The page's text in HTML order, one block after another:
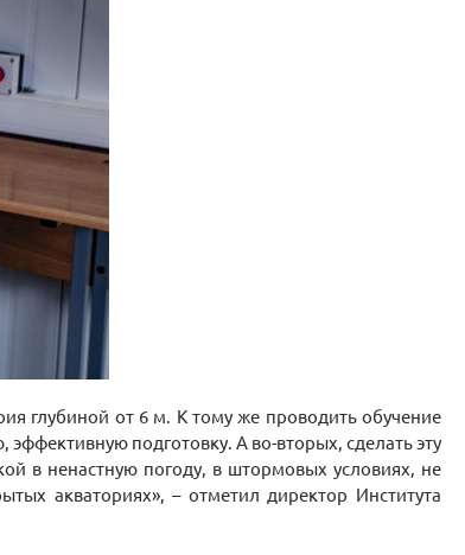
глубиной от 6 м. К тому же проводить обучение
подготовку. А во-вторых, сделать эту
в ненастную погоду, в штормовых условиях, не
акваториях», – отметил директор Института